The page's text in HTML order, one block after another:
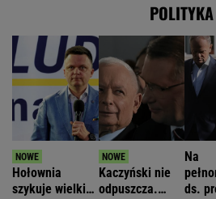
POLITYKA
Hołownia
szykuje wielki
Kaczyński nie
odpuszcza.
Na
ds.